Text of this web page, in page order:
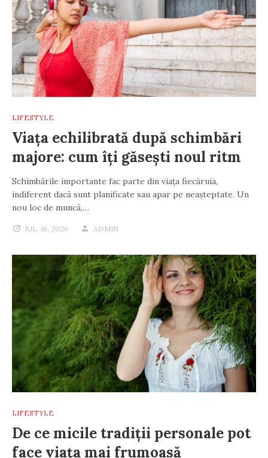
LIFESTYLE
Viața echilibrată după schimbări
majore: cum îți găsești noul ritm
Schimbările importante fac parte din viața fiecăruia,
indiferent dacă sunt planificate sau apar pe neașteptate. Un
nou loc de muncă,…
IUL. 16, 2026 ADMIN
LIFESTYLE
De ce micile tradiții personale pot
face viața mai frumoasă